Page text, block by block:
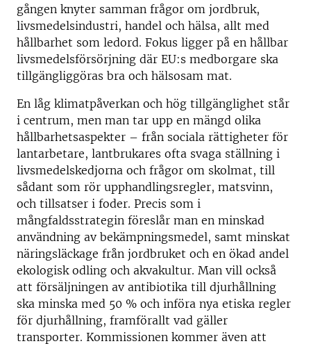
gången knyter samman frågor om jordbruk,
livsmedelsindustri, handel och hälsa, allt med
hållbarhet som ledord. Fokus ligger på en hållbar
livsmedelsförsörjning där EU:s medborgare ska
tillgängliggöras bra och hälsosam mat.
En låg klimatpåverkan och hög tillgänglighet står
i centrum, men man tar upp en mängd olika
hållbarhetsaspekter – från sociala rättigheter för
lantarbetare, lantbrukares ofta svaga ställning i
livsmedelskedjorna och frågor om skolmat, till
sådant som rör upphandlingsregler, matsvinn,
och tillsatser i foder. Precis som i
mångfaldsstrategin föreslår man en minskad
användning av bekämpningsmedel, samt minskat
näringsläckage från jordbruket och en ökad andel
ekologisk odling och akvakultur. Man vill också
att försäljningen av antibiotika till djurhållning
ska minska med 50 % och införa nya etiska regler
för djurhållning, framförallt vad gäller
transporter. Kommissionen kommer även att